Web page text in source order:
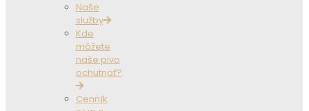
Naše
služby
Kde
môžete
naše pivo
ochutnať?
Cenník